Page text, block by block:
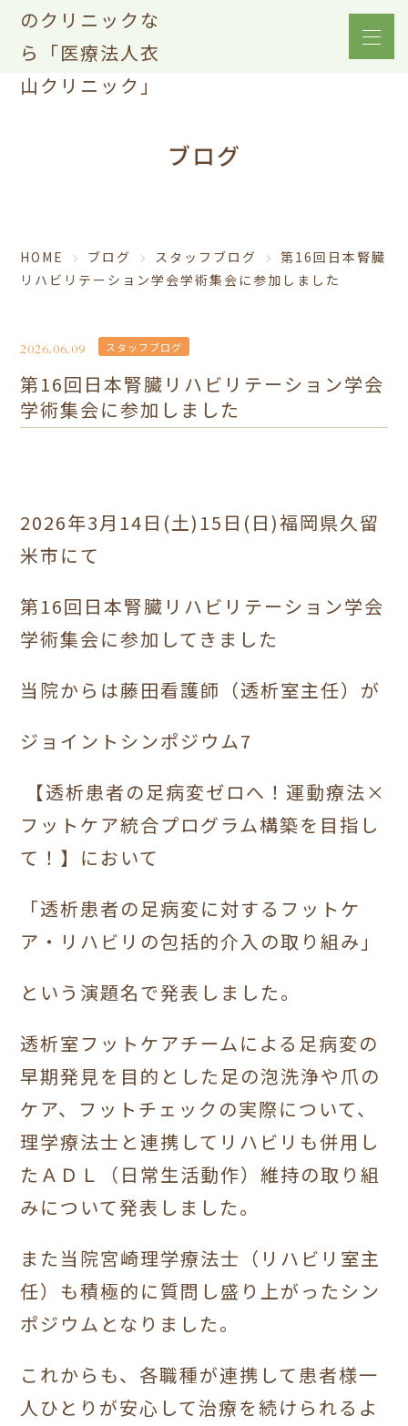
ブログ
HOME ブログ スタッフブログ
第16回日本腎臓
リハビリテーション学会学術集会に参加しました
2026.06.09 スタッフブログ
第16回日本腎臓リハビリテーション学会
学術集会に参加しました
2026年3月14日(土)15日(日)福岡県久留
米市にて
第16回日本腎臓リハビリテーション学会
学術集会に参加してきました
当院からは藤田看護師（透析室主任）が
ジョイントシンポジウム7
【透析患者の足病変ゼロへ！運動療法×
フットケア統合プログラム構築を目指し
て！】において
「透析患者の足病変に対するフットケ
ア・リハビリの包括的介入の取り組み」
という演題名で発表しました。
透析室フットケアチームによる足病変の
早期発見を目的とした足の泡洗浄や爪の
ケア、フットチェックの実際について、
理学療法士と連携してリハビリも併用し
たＡＤＬ（日常生活動作）維持の取り組
みについて発表しました。
また当院宮崎理学療法士（リハビリ室主
任）も積極的に質問し盛り上がったシン
ポジウムとなりました。
これからも、各職種が連携して患者様一
人ひとりが安心して治療を続けられるよ